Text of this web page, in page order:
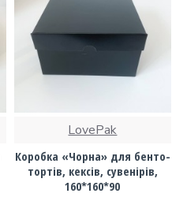
LovePak
Коробка «Чорна» для бенто-
тортів, кексів, сувенірів,
160*160*90